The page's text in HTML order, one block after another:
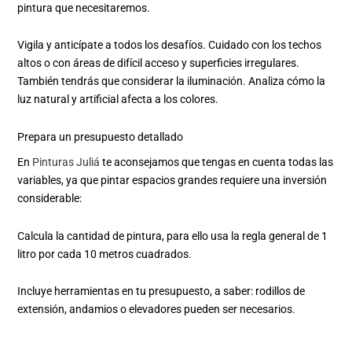
pintura que necesitaremos.
Vigila y anticípate a todos los desafíos. Cuidado con los techos
altos o con áreas de difícil acceso y superficies irregulares.
También tendrás que considerar la iluminación. Analiza cómo la
luz natural y artificial afecta a los colores.
Prepara un presupuesto detallado
En Pinturas Juliá te aconsejamos que tengas en cuenta todas las
variables, ya que pintar espacios grandes requiere una inversión
considerable:
Calcula la cantidad de pintura, para ello usa la regla general de 1
litro por cada 10 metros cuadrados.
Incluye herramientas en tu presupuesto, a saber: rodillos de
extensión, andamios o elevadores pueden ser necesarios.